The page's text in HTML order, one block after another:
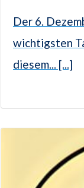
Der 6.
wichtigsten
diesem... [...]